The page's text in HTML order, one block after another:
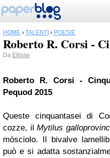
HOME › TALENTI › POESIE
Roberto R. Corsi -
Da Ellisse
Roberto R. Corsi -
Pequod 2015
Queste cinquantasei di
cozze, ilMytilus
mòsciolo. Il bivalve
può e si adatta